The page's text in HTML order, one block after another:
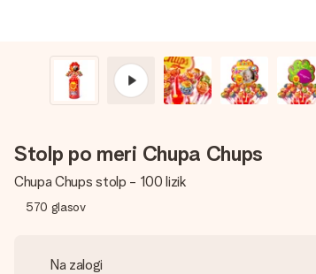
Stolp po meri Chupa Chups
Chupa Chups stolp - 100 lizik
570 glasov
Na zalogi